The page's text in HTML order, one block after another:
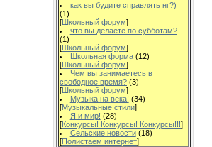
как вы будите справлять нг?)
(1)
[Школьный форум]
что вы делаете по субботам?
(1)
[Школьный форум]
Школьная форма (12)
[Школьный форум]
Чем вы занимаетесь в
свободное время? (3)
[Школьный форум]
Музыка на века! (34)
[Музыкальные стили]
Я и мир! (28)
[Конкурсы! Конкурсы! Конкурсы!!!]
Сельские новости (18)
[Полистаем интернет]